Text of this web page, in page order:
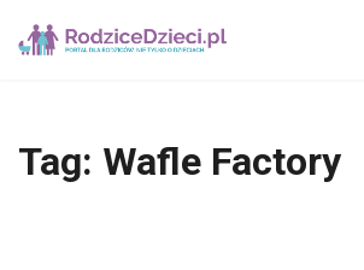
Tag: Wafle Factory